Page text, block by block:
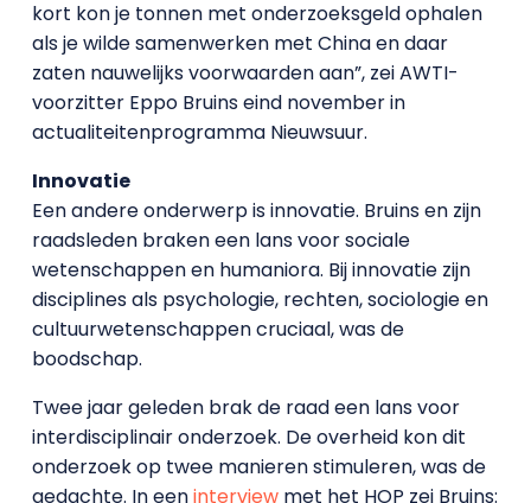
kort kon je tonnen met onderzoeksgeld ophalen
als je wilde samenwerken met China en daar
zaten nauwelijks voorwaarden aan”, zei AWTI-
voorzitter Eppo Bruins eind november in
actualiteitenprogramma Nieuwsuur.
Innovatie
Een andere onderwerp is innovatie. Bruins en zijn
raadsleden braken een lans voor sociale
wetenschappen en humaniora. Bij innovatie zijn
disciplines als psychologie, rechten, sociologie en
cultuurwetenschappen cruciaal, was de
boodschap.
Twee jaar geleden brak de raad een lans voor
interdisciplinair onderzoek. De overheid kon dit
onderzoek op twee manieren stimuleren, was de
gedachte. In eeninterviewmet het HOP zei Bruins: